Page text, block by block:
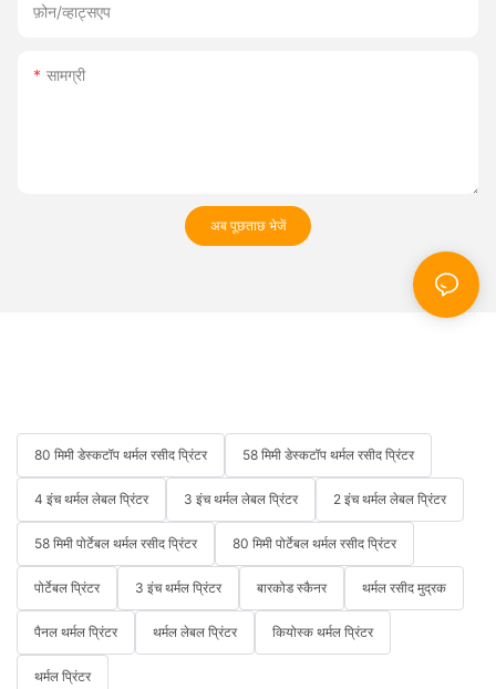
फ़ोन/व्हाट्सएप
सामग्री
अब पूछताछ भेजें
80 मिमी डेस्कटॉप थर्मल रसीद प्रिंटर 58 मिमी डेस्कटॉप थर्मल रसीद प्रिंटर
4 इंच थर्मल लेबल प्रिंटर 3 इंच थर्मल लेबल प्रिंटर 2 इंच थर्मल लेबल प्रिंटर
58 मिमी पोर्टेबल थर्मल रसीद प्रिंटर 80 मिमी पोर्टेबल थर्मल रसीद प्रिंटर
पोर्टेबल प्रिंटर 3 इंच थर्मल प्रिंटर बारकोड स्कैनर थर्मल रसीद मुद्रक
पैनल थर्मल प्रिंटर थर्मल लेबल प्रिंटर कियोस्क थर्मल प्रिंटर
थर्मल प्रिंटर